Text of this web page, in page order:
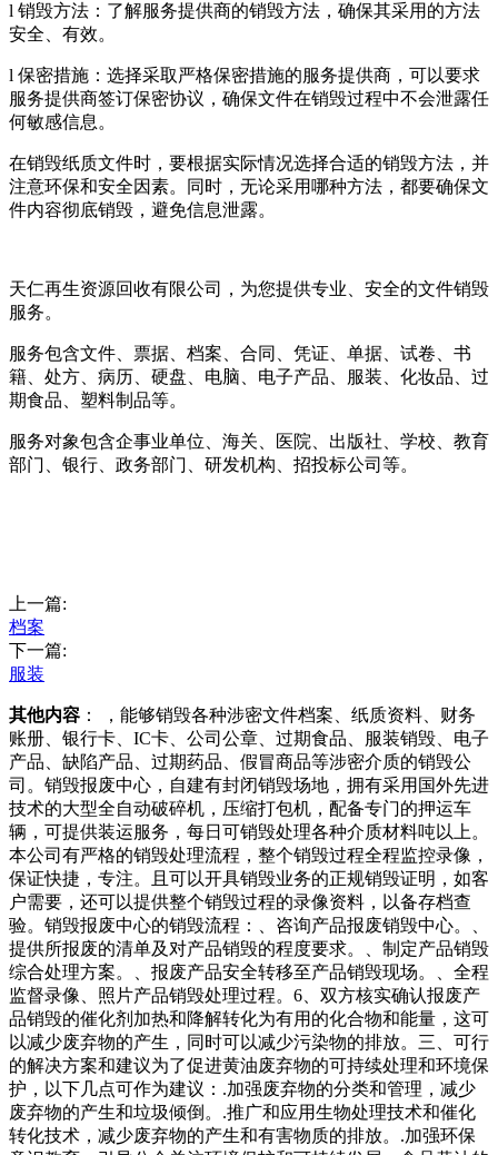
l 销毁方法：了解服务提供商的销毁方法，确保其采用的方法
安全、有效。
l 保密措施：选择采取严格保密措施的服务提供商，可以要求
服务提供商签订保密协议，确保文件在销毁过程中不会泄露任
何敏感信息。
在销毁纸质文件时，要根据实际情况选择合适的销毁方法，并
注意环保和安全因素。同时，无论采用哪种方法，都要确保文
件内容彻底销毁，避免信息泄露。
天仁再生资源回收有限公司，为您提供专业、安全的文件销毁
服务。
服务包含文件、票据、档案、合同、凭证、单据、试卷、书
籍、处方、病历、硬盘、电脑、电子产品、服装、化妆品、过
期食品、塑料制品等。
服务对象包含企事业单位、海关、医院、出版社、学校、教育
部门、银行、政务部门、研发机构、招投标公司等。
上一篇:
档案
下一篇:
服装
其他内容 ： ，能够销毁各种涉密文件档案、纸质资料、财务
账册、银行卡、IC卡、公司公章、过期食品、服装销毁、电子
产品、缺陷产品、过期药品、假冒商品等涉密介质的销毁公
司。销毁报废中心，自建有封闭销毁场地，拥有采用国外先进
技术的大型全自动破碎机，压缩打包机，配备专门的押运车
辆，可提供装运服务，每日可销毁处理各种介质材料吨以上。
本公司有严格的销毁处理流程，整个销毁过程全程监控录像，
保证快捷，专注。且可以开具销毁业务的正规销毁证明，如客
户需要，还可以提供整个销毁过程的录像资料，以备存档查
验。销毁报废中心的销毁流程：、咨询产品报废销毁中心。、
提供所报废的清单及对产品销毁的程度要求。、制定产品销毁
综合处理方案。、报废产品安全转移至产品销毁现场。、全程
监督录像、照片产品销毁处理过程。6、双方核实确认报废产
品销毁的催化剂加热和降解转化为有用的化合物和能量，这可
以减少废弃物的产生，同时可以减少污染物的排放。三、可行
的解决方案和建议为了促进黄油废弃物的可持续处理和环境保
护，以下几点可作为建议：.加强废弃物的分类和管理，减少
废弃物的产生和垃圾倾倒。.推广和应用生物处理技术和催化
转化技术，减少废弃物的产生和有害物质的排放。.加强环保